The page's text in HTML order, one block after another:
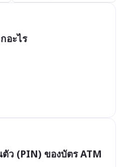
อะไร
ว (PIN) ของบัตร ATM